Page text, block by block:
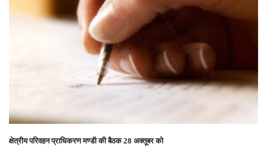
क्षेत्रीय परिवहन प्राधिकरण मण्डी की बैठक 28 अक्तूबर को